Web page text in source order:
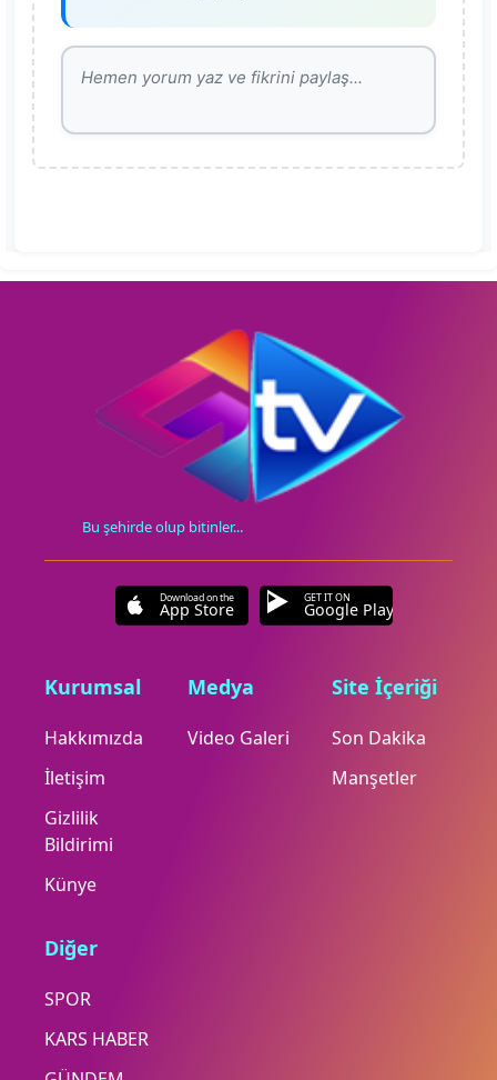
Bu şehirde olup bitinler...
Download on the
App Store
GET IT ON
Google Play
Kurumsal
Hakkımızda
İletişim
Gizlilik
Bildirimi
Künye
Medya
Video Galeri
Site İçeriği
Son Dakika
Manşetler
Diğer
SPOR
KARS HABER